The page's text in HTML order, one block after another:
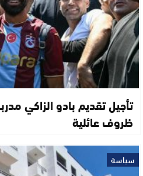
تأجيل تقديم بادو الزاكي
ظروف عائلية
سياسة